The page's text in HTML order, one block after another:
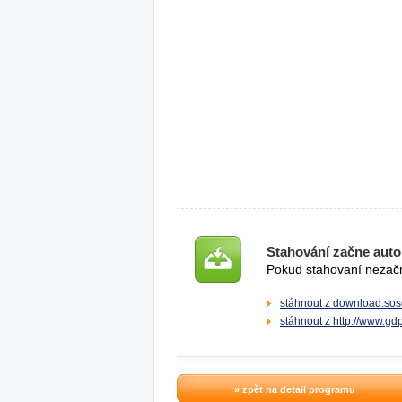
Stahování začne
Pokud stahovaní
stáhnout z
stáhnout z http://
» zpět na detail programu